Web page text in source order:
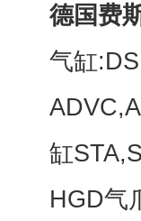
德国费
气缸
缸
HGD气